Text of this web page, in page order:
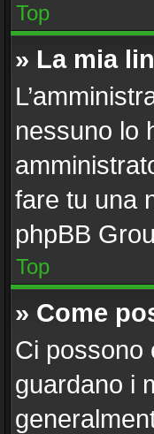
Top
» La mia
nessuno lo
fare tu una
phpBB
Top
» Come
Ci possono
guardano i